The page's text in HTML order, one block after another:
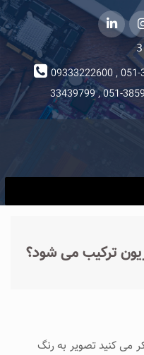
instagramلینکداین
09333222600 ,
33439799 , 051-
ترکیب می شود؟
می کنید تصویر به رنگ